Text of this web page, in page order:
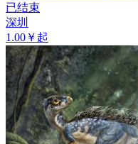
已结束
深圳
1.00￥起